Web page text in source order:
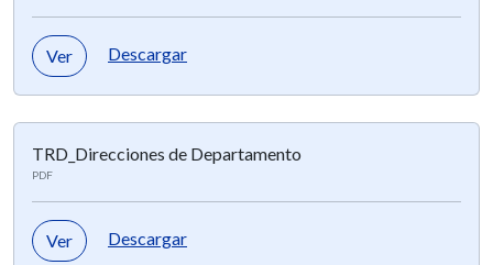
Ver Descargar
TRD_Direcciones de Departamento
PDF
Ver Descargar